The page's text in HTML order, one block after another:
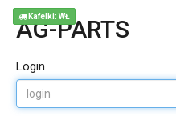
AG-PARTS
Login
Kafelki: WŁ